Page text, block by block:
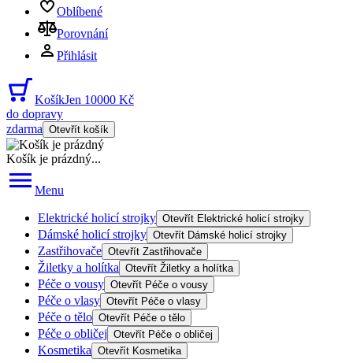
Oblíbené
Porovnání
Přihlásit
KošíkJen 10000 Kč
do dopravy
zdarma Otevřít košík
Košík je prázdný...
Menu
Elektrické holicí strojky Otevřít Elektrické holicí strojky
Dámské holicí strojky Otevřít Dámské holicí strojky
Zastřihovače Otevřít Zastřihovače
Žiletky a holítka Otevřít Žiletky a holítka
Péče o vousy Otevřít Péče o vousy
Péče o vlasy Otevřít Péče o vlasy
Péče o tělo Otevřít Péče o tělo
Péče o obličej Otevřít Péče o obličej
Kosmetika Otevřít Kosmetika